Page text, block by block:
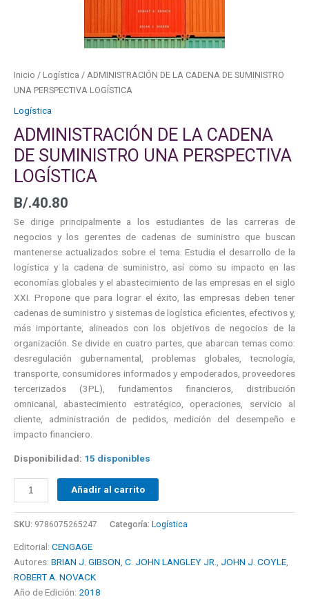
Inicio / Logística / ADMINISTRACIÓN DE LA CADENA DE SUMINISTRO
UNA PERSPECTIVA LOGÍSTICA
Logística
ADMINISTRACIÓN DE LA CADENA
DE SUMINISTRO UNA PERSPECTIVA
LOGÍSTICA
B/.40.80
Se dirige principalmente a los estudiantes de las carreras de
negocios y los gerentes de cadenas de suministro que buscan
mantenerse actualizados sobre el tema. Estudia el desarrollo de la
logística y la cadena de suministro, así como su impacto en las
economías globales y el abastecimiento de las empresas en el siglo
XXI. Propone que para lograr el éxito, las empresas deben tener
cadenas de suministro y sistemas de logística eficientes, efectivos y,
más importante, alineados con los objetivos de negocios de la
organización. Se divide en cuatro partes, que abarcan temas como:
desregulación gubernamental, problemas globales, tecnología,
transporte, consumidores informados y empoderados, proveedores
tercerizados (3PL), fundamentos financieros, distribución
omnicanal, abastecimiento estratégico, operaciones, servicio al
cliente, administración de pedidos, medición del desempeño e
impacto financiero.
Disponibilidad: 15 disponibles
Añadir al carrito
SKU: 9786075265247 Categoría: Logística
Editorial: CENGAGE
Autores: BRIAN J. GIBSON C. JOHN LANGLEY JR. JOHN J. COYLE
ROBERT A. NOVACK
Año de Edición: 2018